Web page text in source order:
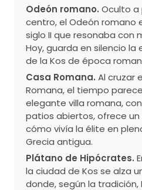
Odeón romano. Oculto a
centro, el Odeón romano
siglo II que resonaba con
Hoy, guarda en silencio
de la Kos de época
Casa Romana. Al cruzar
Romana, el tiempo
elegante villa romana,
patios abiertos, ofrece
cómo vivía la élite en
Grecia antigua.
Plátano de Hipócrates.
la ciudad de Kos se alza
donde, según la